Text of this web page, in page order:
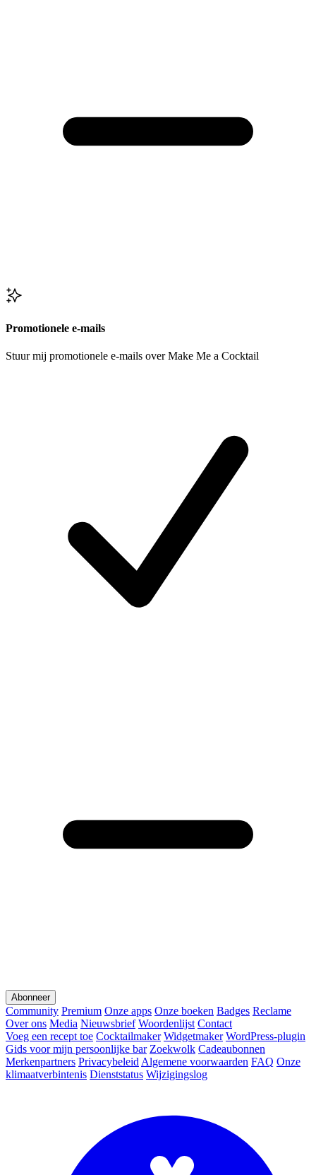
Promotionele e-mails
Stuur mij promotionele e-mails over Make Me a Cocktail
Abonneer
Community Premium Onze apps Onze boeken Badges Reclame
Over ons Media Nieuwsbrief Woordenlijst Contact
Voeg een recept toe Cocktailmaker Widgetmaker WordPress-plugin
Gids voor mijn persoonlijke bar Zoekwolk Cadeaubonnen
Merkenpartners Privacybeleid Algemene voorwaarden FAQ Onze
klimaatverbintenis Dienststatus Wijzigingslog